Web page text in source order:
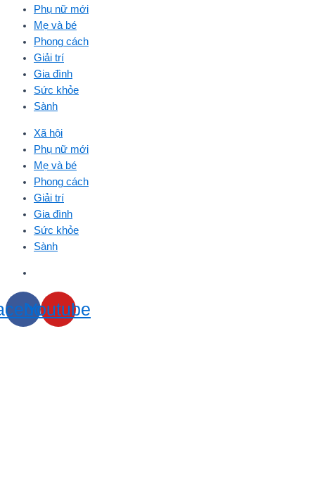
Phụ nữ mới
Mẹ và bé
Phong cách
Giải trí
Gia đình
Sức khỏe
Sành
Xã hội
Phụ nữ mới
Mẹ và bé
Phong cách
Giải trí
Gia đình
Sức khỏe
Sành
Youtube